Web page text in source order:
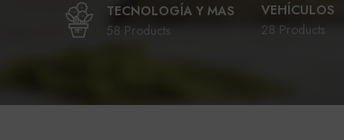
TECNOLOGÍA Y MAS
58 Products
VEHÍCULOS
28 Products